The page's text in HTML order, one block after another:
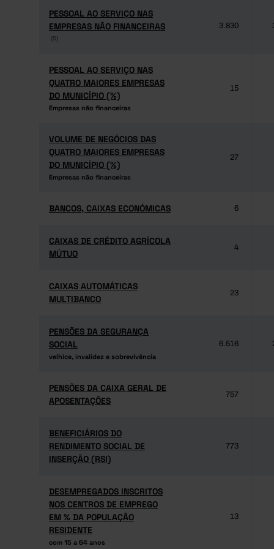
PESSOAL AO SERVIÇO NAS
EMPRESAS NÃO FINANCEIRAS
(5)
PESSOAL AO SERVIÇO NAS
EMPRESAS NÃO FINANCEIRAS
(5)
3.830
PESSOAL AO SERVIÇO NAS
QUATRO MAIORES EMPRESAS
DO MUNICÍPIO (%)
Empresas não financeiras
PESSOAL AO SERVIÇO NAS
QUATRO MAIORES EMPRESAS
DO MUNICÍPIO (%)
Empresas não financeiras
15
VOLUME DE NEGÓCIOS DAS
QUATRO MAIORES EMPRESAS
DO MUNICÍPIO (%)
Empresas não financeiras
VOLUME DE NEGÓCIOS DAS
QUATRO MAIORES EMPRESAS
DO MUNICÍPIO (%)
Empresas não financeiras
27
BANCOS, CAIXAS ECONÓMICAS
BANCOS, CAIXAS ECONÓMICAS 6
CAIXAS DE CRÉDITO AGRÍCOLA
MÚTUO
CAIXAS DE CRÉDITO AGRÍCOLA
MÚTUO
4
CAIXAS AUTOMÁTICAS
MULTIBANCO
CAIXAS AUTOMÁTICAS
MULTIBANCO
23
PENSÕES DA SEGURANÇA
SOCIAL
velhice, invalidez e sobrevivência
PENSÕES DA SEGURANÇA
SOCIAL
velhice, invalidez e sobrevivência
6.516
PENSÕES DA CAIXA GERAL DE
APOSENTAÇÕES
PENSÕES DA CAIXA GERAL DE
APOSENTAÇÕES
757
BENEFICIÁRIOS DO
RENDIMENTO SOCIAL DE
INSERÇÃO (RSI)
BENEFICIÁRIOS DO
RENDIMENTO SOCIAL DE
INSERÇÃO (RSI)
773
DESEMPREGADOS INSCRITOS
NOS CENTROS DE EMPREGO
EM % DA POPULAÇÃO
RESIDENTE
com 15 a 64 anos
DESEMPREGADOS INSCRITOS
NOS CENTROS DE EMPREGO
EM % DA POPULAÇÃO
RESIDENTE
com 15 a 64 anos
13